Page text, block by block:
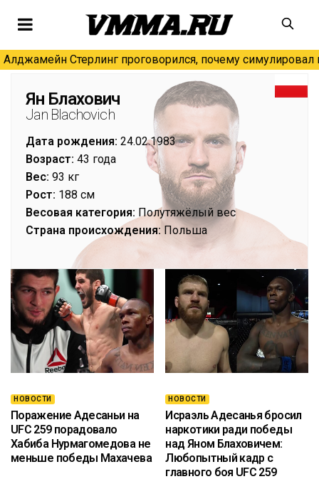
Алджамейн Стерлинг проговорился, почему симулировал
Ян Блахович
Jan Blachovich
Дата рождения: 24.02.1983
Возраст: 43 года
Вес: 93 кг
Рост: 188 см
Весовая категория: Полутяжёлый вес
Страна происхождения: Польша
НОВОСТИ
Поражение Адесаньи на
UFC 259 порадовало
Хабиба Нурмагомедова не
меньше победы Махачева
НОВОСТИ
Исраэль Адесанья бросил
наркотики ради победы
над Яном Блаховичем:
Любопытный кадр с
главного боя UFC 259